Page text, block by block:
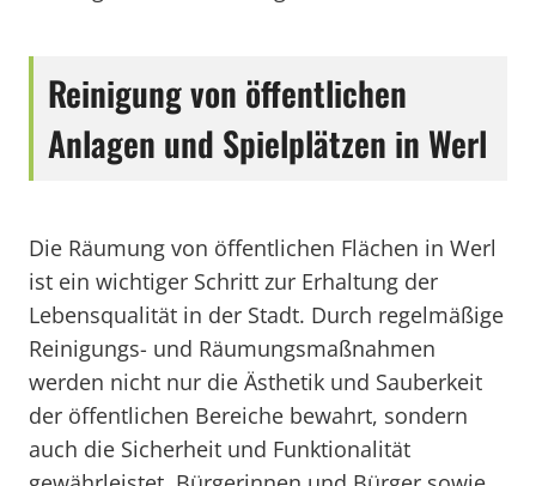
Reinigung von öffentlichen
Anlagen und Spielplätzen in Werl
Die Räumung von öffentlichen Flächen in Werl
ist ein wichtiger Schritt zur Erhaltung der
Lebensqualität in der Stadt. Durch regelmäßige
Reinigungs- und Räumungsmaßnahmen
werden nicht nur die Ästhetik und Sauberkeit
der öffentlichen Bereiche bewahrt, sondern
auch die Sicherheit und Funktionalität